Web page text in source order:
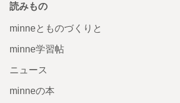
読みもの
minneとものづくりと
minne学習帖
ニュース
minneの本